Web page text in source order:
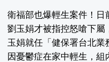
衛福部也爆輕生案件！日
劉玉娟才被指控怒嗆下屬
玉娟就任「健保署台北業
因憂鬱症在家中輕生，組